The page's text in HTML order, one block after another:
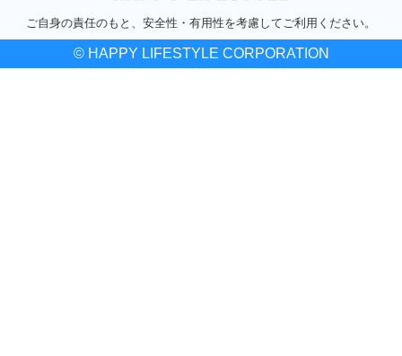
ご自身の責任のもと、安全性・有用性を考慮してご利用ください。
© HAPPY LIFESTYLE CORPORATION